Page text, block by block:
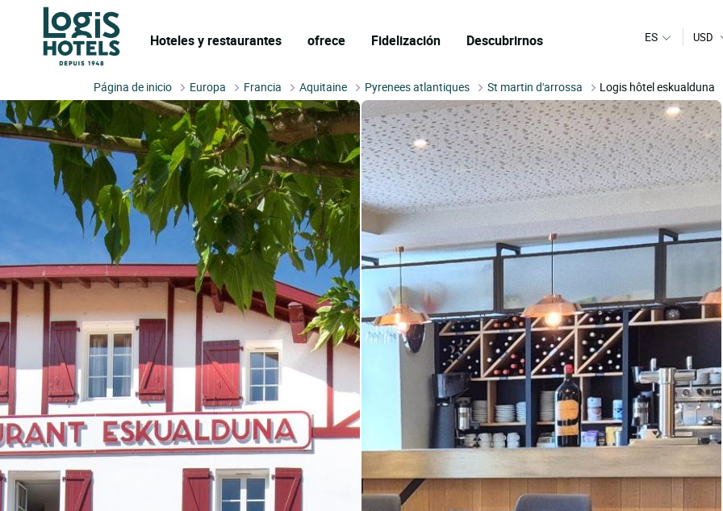
Hoteles y restaurantes ofrece Fidelización Descubrirnos ES USD
Página de inicio Europa Francia Aquitaine Pyrenees atlantiques St martin d'arrossa Logis hôtel eskualduna